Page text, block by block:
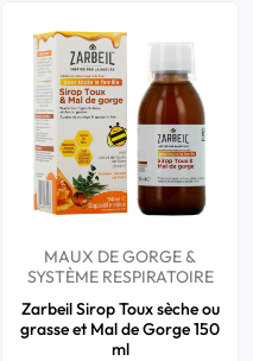
MAUX DE GORGE &
SYSTÈME RESPIRATOIRE
Zarbeil Sirop Toux sèche ou
grasse et Mal de Gorge 150
ml